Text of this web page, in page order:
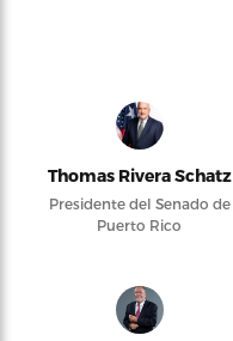
Thomas Rivera Schatz
Presidente del Senado de
Puerto Rico